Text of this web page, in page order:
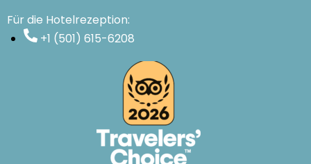
Für die Hotelrezeption:
+1 (501) 615-6208